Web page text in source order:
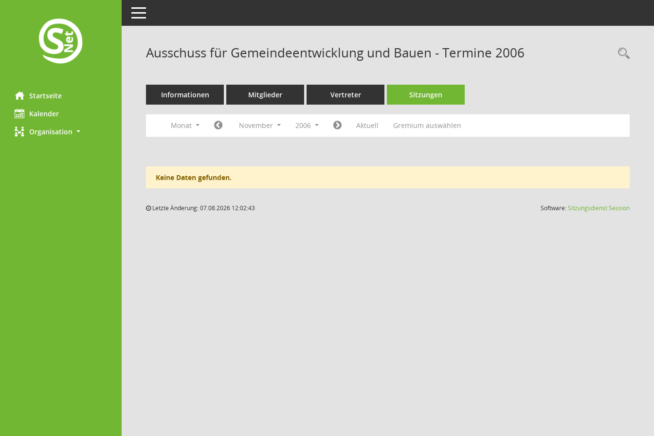
Startseite
Kalender
Organisation
Toggle navigation
Ausschuss für Gemeindeentwicklung und Bauen - Termine 2006
Informationen Mitglieder Vertreter Sitzungen
Monat November 2006 Aktuell Gremium auswählen
Keine Daten gefunden.
Letzte Änderung: 07.08.2026 12:02:43 Software:SitzungsdienstSession(Wird in